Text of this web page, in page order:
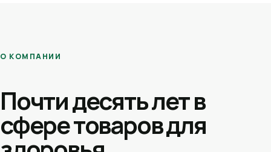
О КОМПАНИИ
Почти десять лет в
сфере товаров для